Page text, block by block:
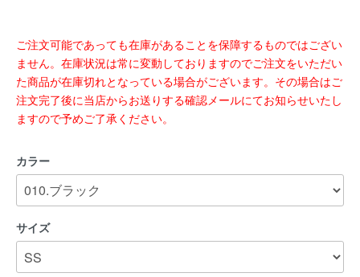
ご注文可能であっても在庫があることを保障するものではござい
ません。在庫状況は常に変動しておりますのでご注文をいただい
た商品が在庫切れとなっている場合がございます。その場合はご
注文完了後に当店からお送りする確認メールにてお知らせいたし
ますので予めご了承ください。
カラー
サイズ